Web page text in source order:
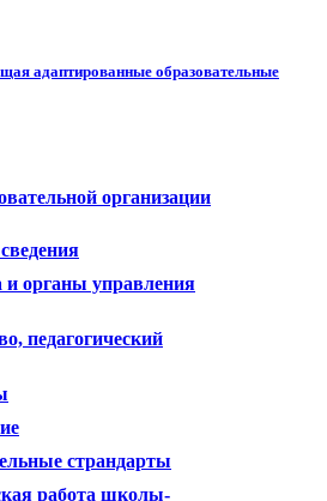
адаптированные образовательные
организации
и органы управления
педагогический
страндарты
работа школы-